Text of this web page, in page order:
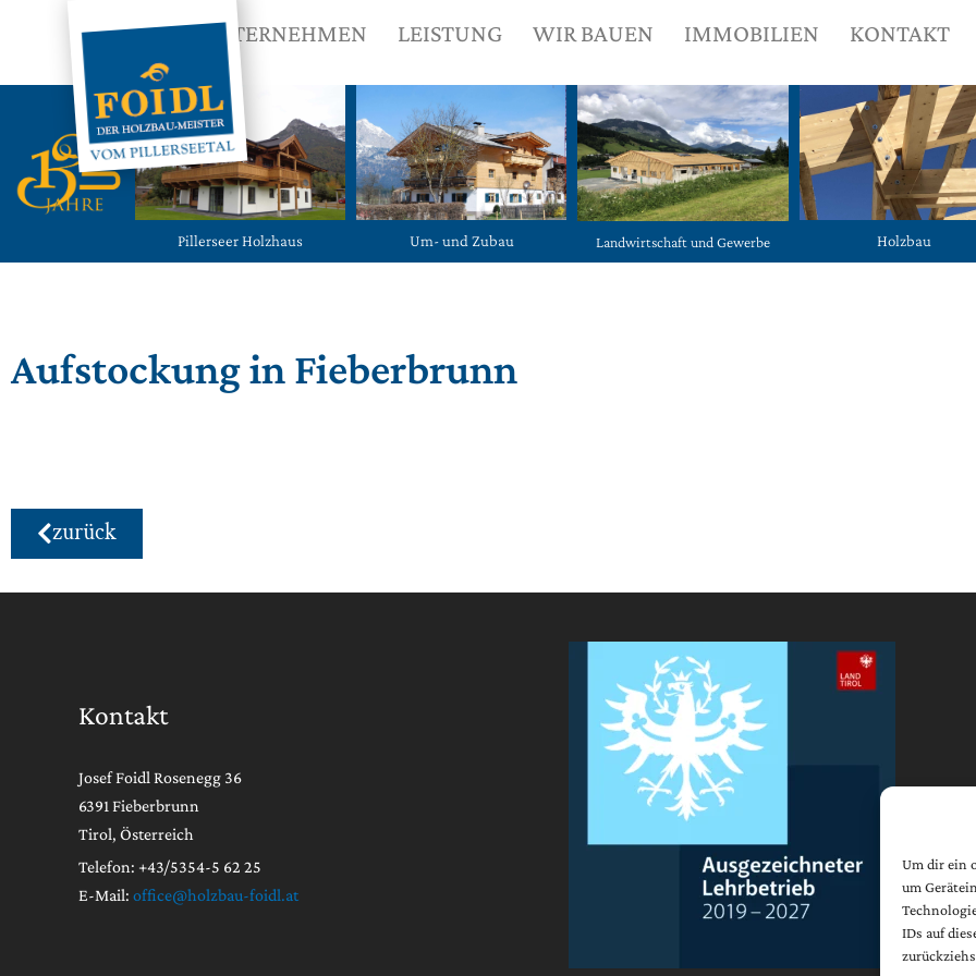
Um dir ein
um
IDs auf
UNTERNEHMEN LEISTUNG WIR BAUEN IMMOBILIEN KONTAKT
Pillerseer Holzhaus Um- und Zubau Landwirtschaft und Gewerbe Holzbau
Aufstockung in Fieberbrunn
zurück
Kontakt
Josef Foidl Rosenegg 36
6391 Fieberbrunn
Tirol, Österreich
Telefon: +43/5354-5 62 25
E-Mail: office@holzbau-foidl.at